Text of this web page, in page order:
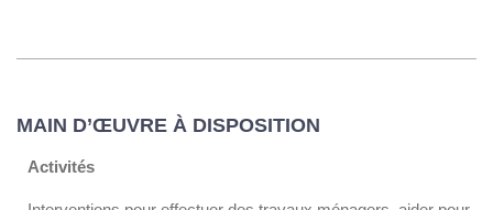
MAIN D’ŒUVRE À DISPOSITION
Activités